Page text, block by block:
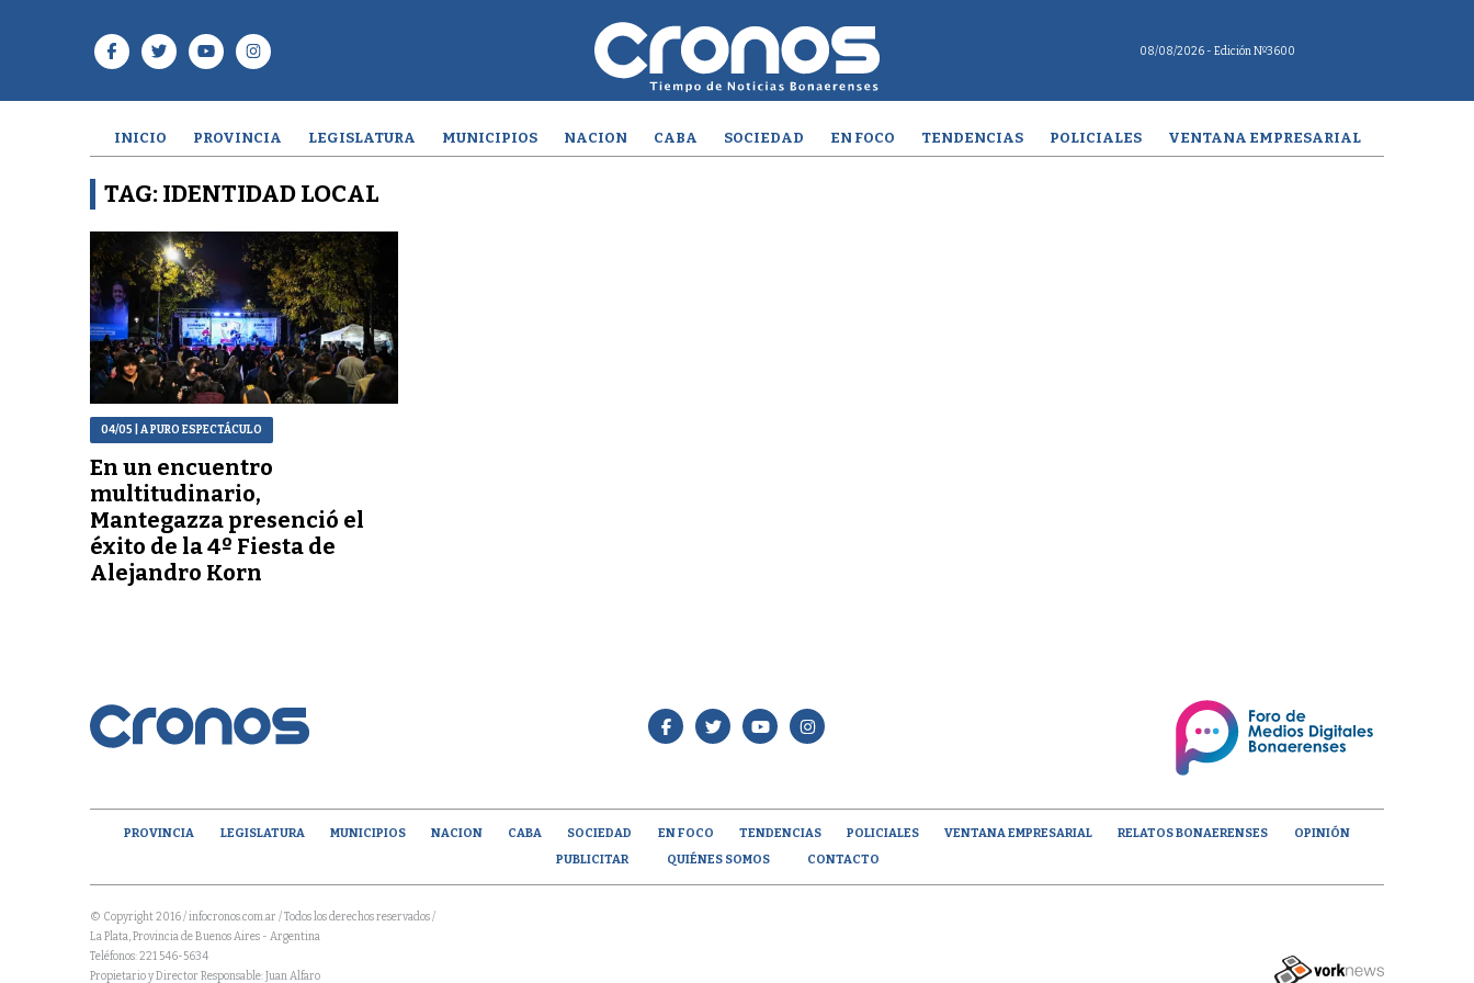
08/08/2026 - Edición Nº3600
INICIO PROVINCIA LEGISLATURA MUNICIPIOS NACION CABA SOCIEDAD EN FOCO TENDENCIAS POLICIALES VENTANA EMPRESARIAL
TAG: IDENTIDAD LOCAL
04/05 | A PURO ESPECTÁCULO
En un encuentro
multitudinario,
Mantegazza presenció el
éxito de la 4º Fiesta de
Alejandro Korn
PROVINCIA LEGISLATURA MUNICIPIOS NACION CABA SOCIEDAD EN FOCO TENDENCIAS POLICIALES VENTANA EMPRESARIAL RELATOS BONAERENSES
OPINIÓN
PUBLICITAR
QUIÉNES SOMOS CONTACTO
© Copyright 2016 / infocronos.com.ar / Todos los derechos reservados /
La Plata, Provincia de Buenos Aires - Argentina
Teléfonos: 221 546-5634
Propietario y Director Responsable: Juan Alfaro